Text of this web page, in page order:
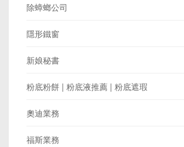
除蟑螂公司
隱形鐵窗
新娘秘書
粉底粉餅 | 粉底液推薦 | 粉底遮瑕
奧迪業務
福斯業務